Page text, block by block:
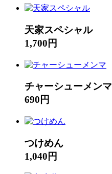
天家スペシャル
1,700円
チャーシューメンマ
690円
つけめん
1,040円